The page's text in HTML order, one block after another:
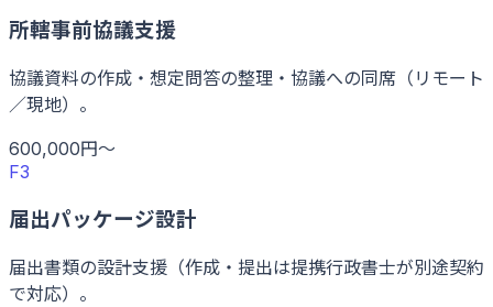
所轄事前協議支援
協議資料の作成・想定問答の整理・協議への同席（リモート
／現地）。
600,000円〜
F3
届出パッケージ設計
届出書類の設計支援（作成・提出は提携行政書士が別途契約
で対応）。